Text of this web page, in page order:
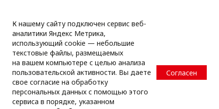
К нашему сайту подключен сервис веб-
аналитики Яндекс Метрика,
использующий cookie — небольшие
текстовые файлы, размещаемых
на вашем компьютере с целью анализа
пользовательской активности. Вы даете
свое согласие на обработку
персональных данных с помощью этого
сервиса в порядке, указанном
Согласен